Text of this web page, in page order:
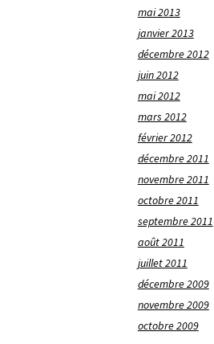
mai 2013
janvier 2013
décembre 2012
juin 2012
mai 2012
mars 2012
février 2012
décembre 2011
novembre 2011
octobre 2011
septembre 2011
août 2011
juillet 2011
décembre 2009
novembre 2009
octobre 2009